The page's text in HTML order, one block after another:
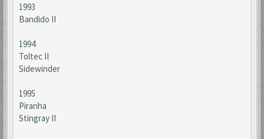
1993
Bandido II
1994
Toltec II
Sidewinder
1995
Piranha
Stingray II